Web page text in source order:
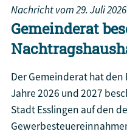
Nachricht vom29. Juli 2026
Gemeinderat
Der Gemeinderat hat
Jahre 2026 und 2027
Stadt Esslingen auf den